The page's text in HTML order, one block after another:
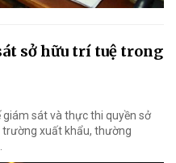
sở hữu trí tuệ trong
giám sát và thực thi quyền sở
xuất khẩu, thường